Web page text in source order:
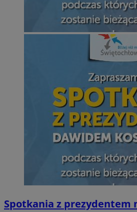
Spotkania z prezydentem